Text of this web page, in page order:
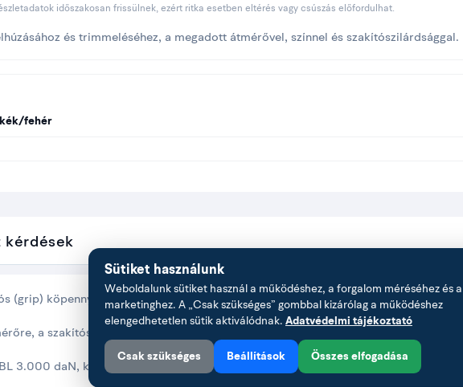
időszakosan frissülnek, ezért ritka esetben eltérés vagy csúszás előfordulhat.
és trimmeléséhez, a megadott átmérővel, színnel és szakítószilárdsággal.
kék/fehér
kérdések
köpennyel a biztos kézi kezeléshez, csúszásmentes fogással.
a szakítószilárdságra és nyúlásra, a köpeny fogására és az UV-/kopásállóságra.
3.000 daN, kék/fehér.
Sütiket használunk
Weboldalunk sütiket használ a működéshez, a forgalom méréséhez és a
marketinghez. A „Csak szükséges” gombbal kizárólag a működéshez
elengedhetetlen sütik aktiválódnak. Adatvédelmi tájékoztató
Csak szükséges Beállítások Összes elfogadása